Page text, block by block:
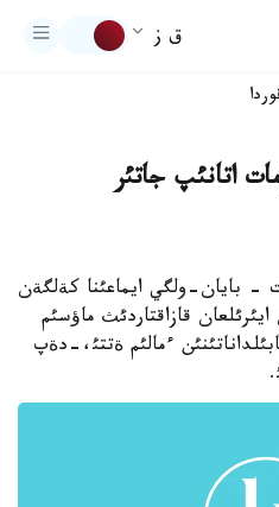
ق ز
اتانئپ جاتئر
- بايان-ولگي ايماعئنا كةلگةن
ايئرئلعان قازاقتاردئث ماؤسئم
ءمالئم ةتتئ،-دةپ